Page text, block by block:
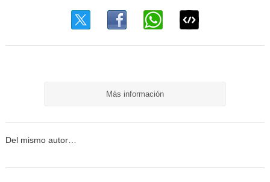
Más información
Del mismo autor…